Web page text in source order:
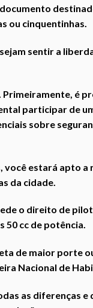
ou cinquentinhas.
sentir a
é
participar de
sobre
estará apto a
da cidade.
o direito de
50 cc de potência.
de maior porte
Nacional de
as diferenças e